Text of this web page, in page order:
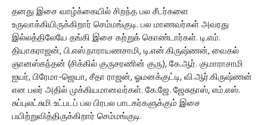
தனது இசை வாழ்க்கையில் சிறந்த பல சீடர்களை
உருவாக்கியிருக்கிறார் செம்மங்குடி. பல மாணவர்கள் அவரது
இல்லத்திலேயே தங்கி இசை கற்றுக் கொண்டார்கள். டி.எம்.
தியாகராஜன், பி.எஸ்.நாராயணசாமி, டி.என்.கிருஷ்ணன், வைகல்
ஞானஸ்கந்தன் (சிக்கில் குருசரணின் குரு), கே.ஆர். குமாராசாமி
ஐயர், பிரேமா-ஜெயா, சீதா ராஜன், ஓமனக்குட்டி, வி.ஆர்.கிருஷ்ணன்
என பலர் அதில் முக்கியமானவர்கள். கே.ஜே. ஜேசுதாஸ், எம்.எஸ்.
சுப்புலட்சுமி உட்படப் பல பிரபல பாடகர்களுக்கும் இசை
பயிற்றுவித்திருக்கிறார் செம்மங்குடி.